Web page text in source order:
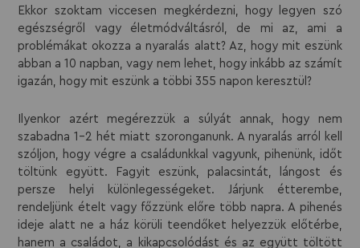
Ekkor szoktam viccesen megkérdezni, hogy legyen szó
egészségről vagy életmódváltásról, de mi az, ami a
problémákat okozza a nyaralás alatt? Az, hogy mit eszünk
abban a 10 napban, vagy nem lehet, hogy inkább az számít
igazán, hogy mit eszünk a többi 355 napon keresztül?
Ilyenkor azért megérezzük a súlyát annak, hogy nem
szabadna 1-2 hét miatt szoronganunk. A nyaralás arról kell
szóljon, hogy végre a családunkkal vagyunk, pihenünk, időt
töltünk együtt. Fagyit eszünk, palacsintát, lángost és
persze helyi különlegességeket. Járjunk étterembe,
rendeljünk ételt vagy főzzünk előre több napra. A pihenés
ideje alatt ne a ház körüli teendőket helyezzük előtérbe,
hanem a családot, a kikapcsolódást és az együtt töltött